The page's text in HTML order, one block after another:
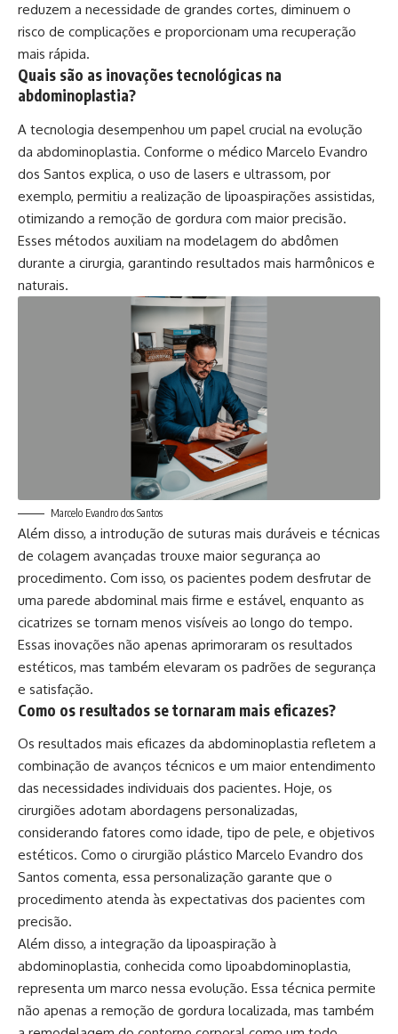
reduzem a necessidade de grandes cortes, diminuem o
risco de complicações e proporcionam uma recuperação
mais rápida.
Quais são as inovações tecnológicas na
abdominoplastia?
A tecnologia desempenhou um papel crucial na evolução
da abdominoplastia. Conforme o médico Marcelo Evandro
dos Santos explica, o uso de lasers e ultrassom, por
exemplo, permitiu a realização de lipoaspirações assistidas,
otimizando a remoção de gordura com maior precisão.
Esses métodos auxiliam na modelagem do abdômen
durante a cirurgia, garantindo resultados mais harmônicos e
naturais.
Marcelo Evandro dos Santos
Além disso, a introdução de suturas mais duráveis e técnicas
de colagem avançadas trouxe maior segurança ao
procedimento. Com isso, os pacientes podem desfrutar de
uma parede abdominal mais firme e estável, enquanto as
cicatrizes se tornam menos visíveis ao longo do tempo.
Essas inovações não apenas aprimoraram os resultados
estéticos, mas também elevaram os padrões de segurança
e satisfação.
Como os resultados se tornaram mais eficazes?
Os resultados mais eficazes da abdominoplastia refletem a
combinação de avanços técnicos e um maior entendimento
das necessidades individuais dos pacientes. Hoje, os
cirurgiões adotam abordagens personalizadas,
considerando fatores como idade, tipo de pele, e objetivos
estéticos. Como o cirurgião plástico Marcelo Evandro dos
Santos comenta, essa personalização garante que o
procedimento atenda às expectativas dos pacientes com
precisão.
Além disso, a integração da lipoaspiração à
abdominoplastia, conhecida como lipoabdominoplastia,
representa um marco nessa evolução. Essa técnica permite
não apenas a remoção de gordura localizada, mas também